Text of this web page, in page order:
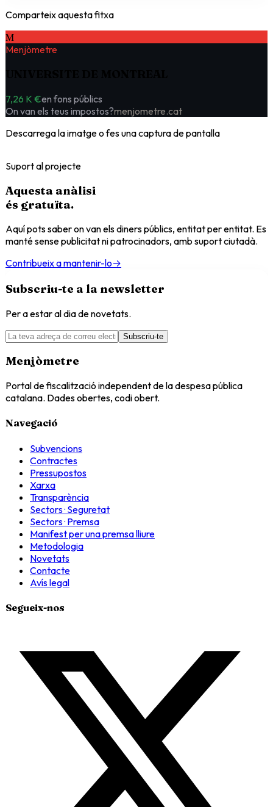
Comparteix aquesta fitxa
M
Menjòmetre
7,26 K €en fons públics
On van els teus impostos?menjometre.cat
Descarrega la imatge o fes una captura de pantalla
Suport al projecte
Aquesta anàlisi
és gratuïta.
Aquí pots saber on van els diners públics, entitat per entitat. Es
manté sense publicitat ni patrocinadors, amb suport ciutadà.
Contribueix a mantenir-lo→
Subscriu-te a la newsletter
Per a estar al dia de novetats.
Subscriu-te
Menjòmetre
Portal de fiscalització independent de la despesa pública
catalana. Dades obertes, codi obert.
Navegació
Subvencions
Contractes
Pressupostos
Xarxa
Transparència
Sectors · Seguretat
Sectors · Premsa
Manifest per una premsa lliure
Metodologia
Novetats
Contacte
Avís legal
Segueix-nos